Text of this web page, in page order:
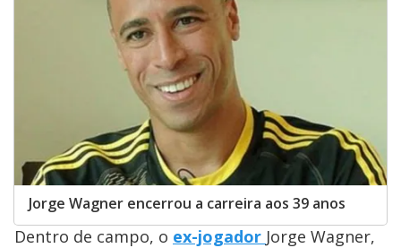
Jorge Wagner encerrou a carreira aos 39 anos
Dentro de campo, o ex-jogador Jorge Wagner,